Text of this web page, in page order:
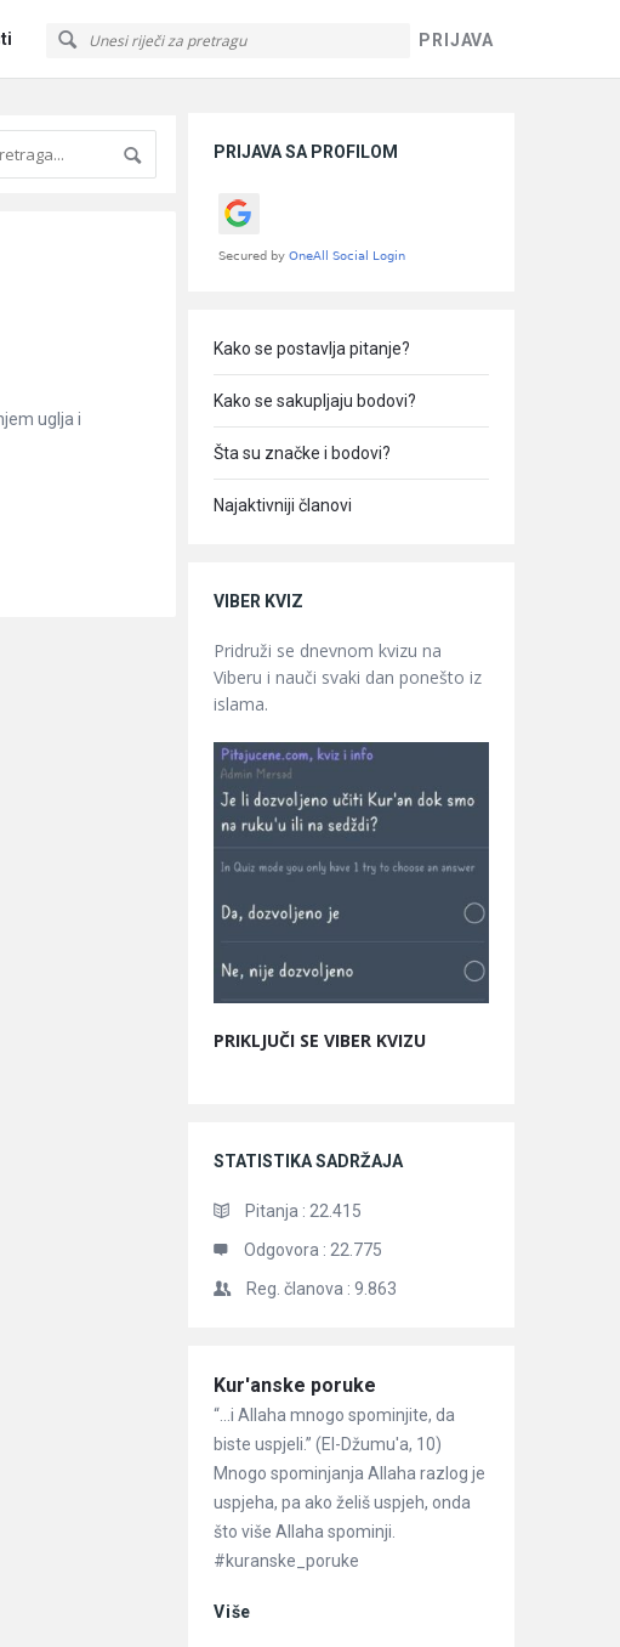
PRIJAVA
uglja i
PRIJAVA SA PROFILOM
Kako se postavlja pitanje?
Kako se sakupljaju bodovi?
Šta su značke i bodovi?
Najaktivniji članovi
VIBER KVIZ
Pridruži se dnevnom kvizu na
Viberu i nauči svaki dan ponešto iz
islama.
PRIKLJUČI SE VIBER KVIZU
STATISTIKA SADRŽAJA
Pitanja : 22.415
Odgovora : 22.775
Reg. članova : 9.863
Članci
Kur'anske poruke
“…i Allaha mnogo spominjite, da
biste uspjeli.” (El-Džumu'a, 10)
Mnogo spominjanja Allaha razlog je
uspjeha, pa ako želiš uspjeh, onda
što više Allaha spominji.
#kuranske_poruke
Više